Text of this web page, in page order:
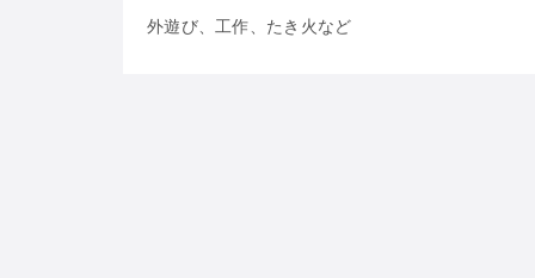
外遊び、工作、たき火など